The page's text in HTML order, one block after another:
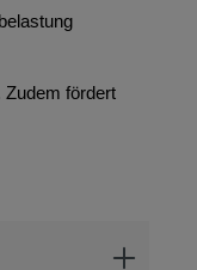
Zudem fördert